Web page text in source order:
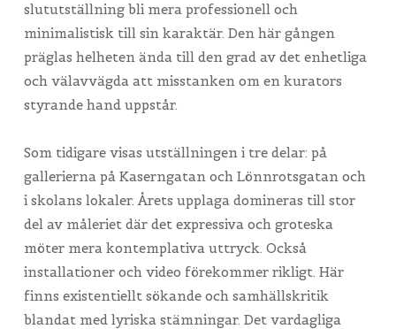
slututställning bli mera professionell och
minimalistisk till sin karaktär. Den här gången
präglas helheten ända till den grad av det enhetliga
och välavvägda att misstanken om en kurators
styrande hand uppstår.
Som tidigare visas utställningen i tre delar: på
gallerierna på Kaserngatan och Lönnrotsgatan och
i skolans lokaler. Årets upplaga domineras till stor
del av måleriet där det expressiva och groteska
möter mera kontemplativa uttryck. Också
installationer och video förekommer rikligt. Här
finns existentiellt sökande och samhällskritik
blandat med lyriska stämningar. Det vardagliga